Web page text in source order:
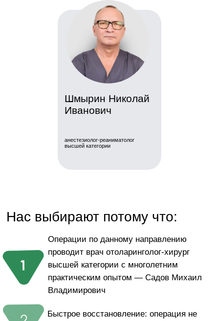
Записаться на консультацию
контролирует врач анестезиолог-
реаниматолог.